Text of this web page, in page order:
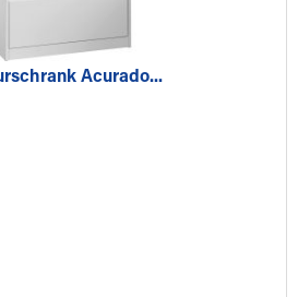
Acurado...